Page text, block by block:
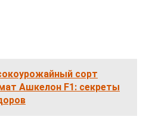
сорт
Ашкелон F1: секреты